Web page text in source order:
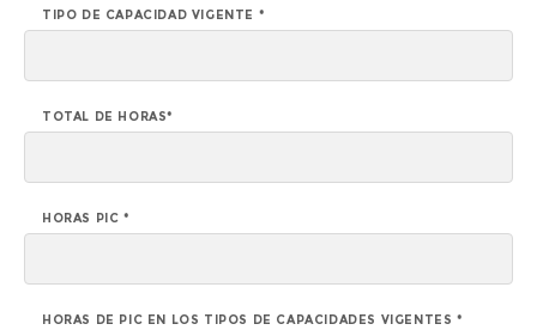
TIPO DE CAPACIDAD VIGENTE *
TOTAL DE HORAS*
HORAS PIC *
HORAS DE PIC EN LOS TIPOS DE CAPACIDADES VIGENTES *